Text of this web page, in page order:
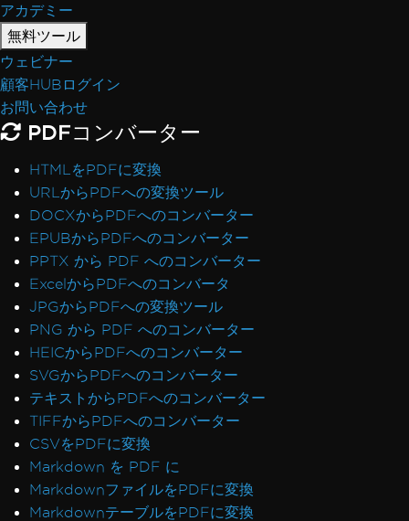
アカデミー
無料ツール
ウェビナー
顧客HUBログイン
お問い合わせ
PDFコンバーター
HTMLをPDFに変換
URLからPDFへの変換ツール
DOCXからPDFへのコンバーター
EPUBからPDFへのコンバーター
PPTX から PDF へのコンバーター
ExcelからPDFへのコンバータ
JPGからPDFへの変換ツール
PNG から PDF へのコンバーター
HEICからPDFへのコンバーター
SVGからPDFへのコンバーター
テキストからPDFへのコンバーター
TIFFからPDFへのコンバーター
CSVをPDFに変換
Markdown を PDF に
MarkdownファイルをPDFに変換
MarkdownテーブルをPDFに変換